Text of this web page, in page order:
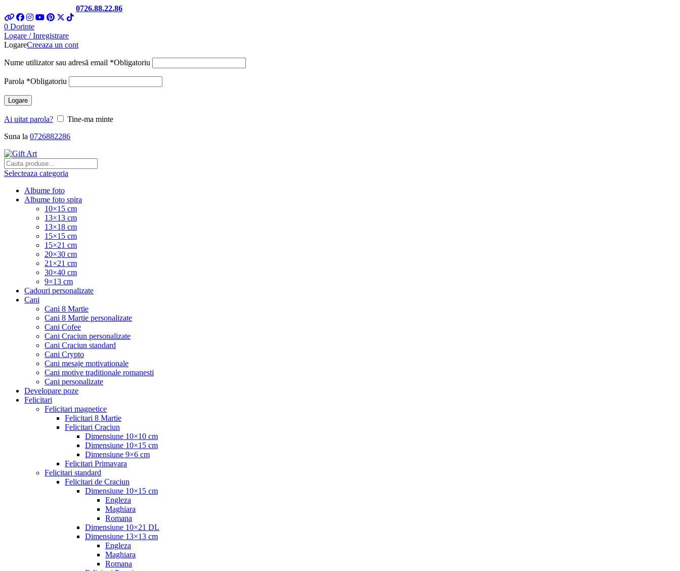
0726.88.22.86
0 Dorinte
Logare / Inregistrare
LogareCreeaza un cont
Nume utilizator sau adresă email *Obligatoriu
Parola *Obligatoriu
Logare
Ai uitat parola?
Tine-ma minte
Suna la 0726882286
Selecteaza categoria
Albume foto
Albume foto spira
10×15 cm
13×13 cm
13×18 cm
15×15 cm
15×21 cm
20×30 cm
21×21 cm
30×40 cm
9×13 cm
Cadouri personalizate
Cani
Cani 8 Martie
Cani 8 Martie personalizate
Cani Cofee
Cani Craciun personalizate
Cani Craciun standard
Cani Crypto
Cani mesaje motivationale
Cani motive traditionale romanesti
Cani personalizate
Developare poze
Felicitari
Felicitari magnetice
Felicitari 8 Martie
Felicitari Craciun
Dimensiune 10×10 cm
Dimensiune 10×15 cm
Dimensiune 9×6 cm
Felicitari Primavara
Felicitari standard
Felicitari de Craciun
Dimensiune 10×15 cm
Engleza
Maghiara
Romana
Dimensiune 10×21 DL
Dimensiune 13×13 cm
Engleza
Maghiara
Romana